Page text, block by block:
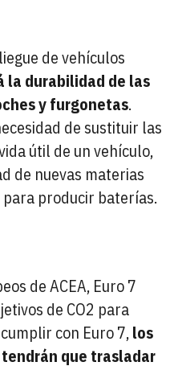
de vehículos
la durabilidad de las
y furgonetas.
de sustituir las
útil de un vehículo,
de nuevas materias
producir baterías.
de ACEA, Euro 7
de CO2 para
con Euro 7,los
que trasladar